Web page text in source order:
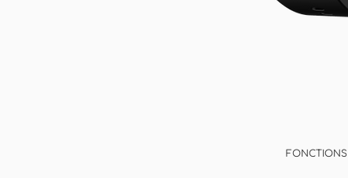
FONCTIONS